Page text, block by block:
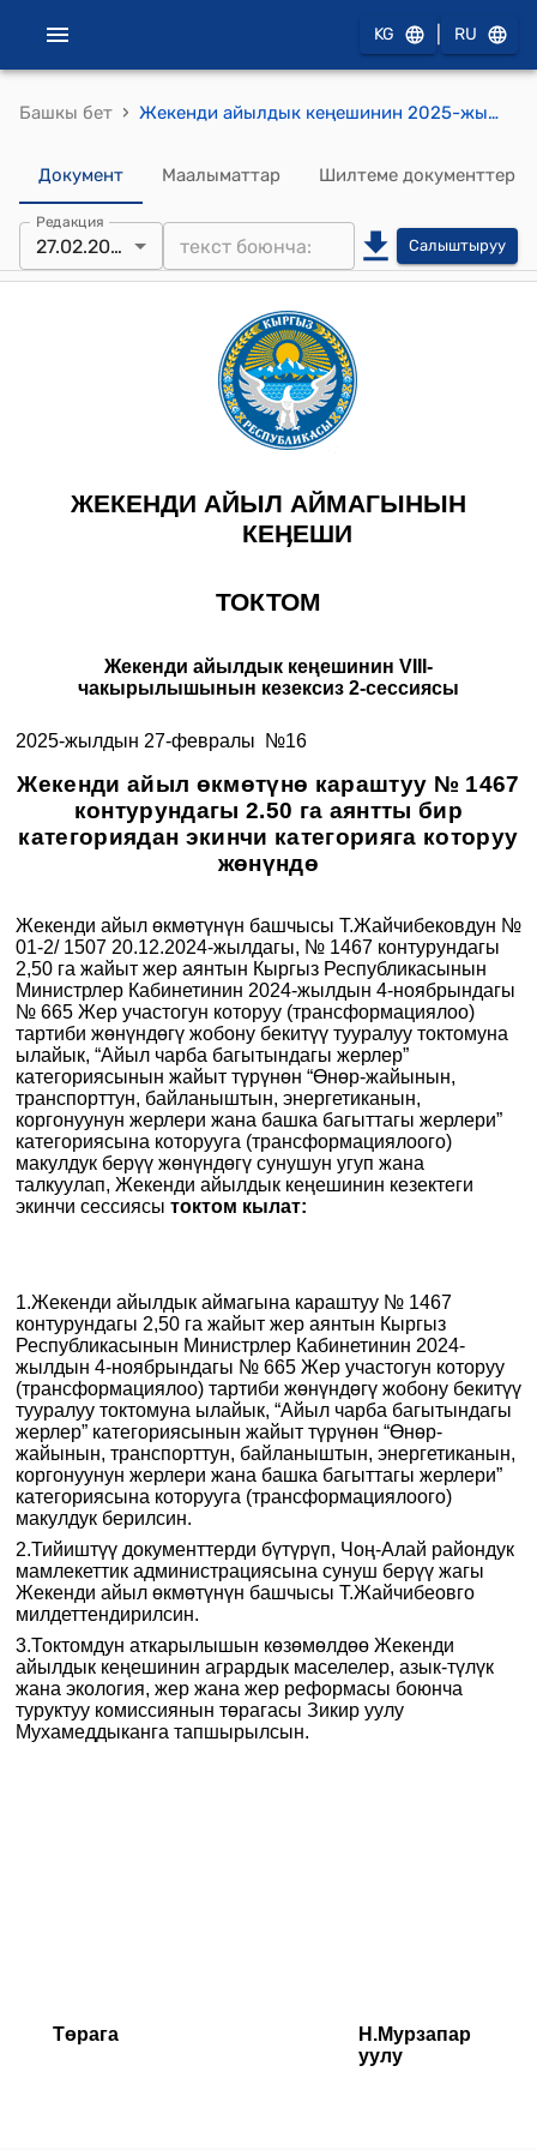
KG RU
Башкы бет › Жекенди айылдык кеңешинин 2025-жылдын 27-февралындагы №16 Жекенди айыл өкмөтүнө караштуу № 1467 контурундагы 2.50 га аянтты бир категориядан экинчи категорияга которуу жөнүндө токтому
Документ Маалыматтар Шилтеме документтер
Редакция
27.02.2025 Салыштыруу